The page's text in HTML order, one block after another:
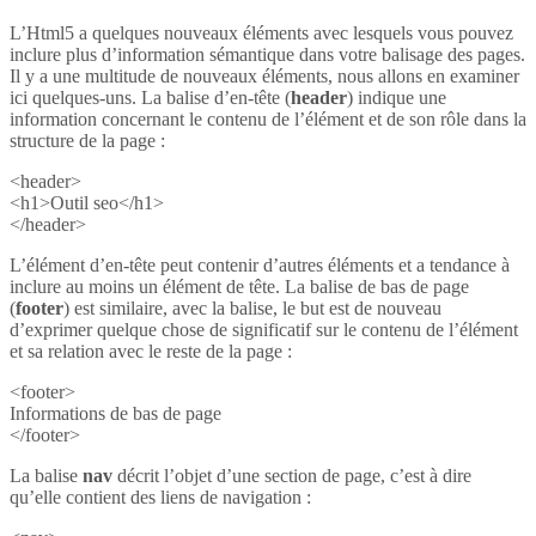
L’Html5 a quelques nouveaux éléments avec lesquels vous pouvez
inclure plus d’information sémantique dans votre balisage des pages.
Il y a une multitude de nouveaux éléments, nous allons en examiner
ici quelques-uns. La balise d’en-tête (header) indique une
information concernant le contenu de l’élément et de son rôle dans la
structure de la page :
<header>
<h1>Outil seo</h1>
</header>
L’élément d’en-tête peut contenir d’autres éléments et a tendance à
inclure au moins un élément de tête. La balise de bas de page
(footer) est similaire, avec la balise, le but est de nouveau
d’exprimer quelque chose de significatif sur le contenu de l’élément
et sa relation avec le reste de la page :
<footer>
Informations de bas de page
</footer>
La balise nav décrit l’objet d’une section de page, c’est à dire
qu’elle contient des liens de navigation :